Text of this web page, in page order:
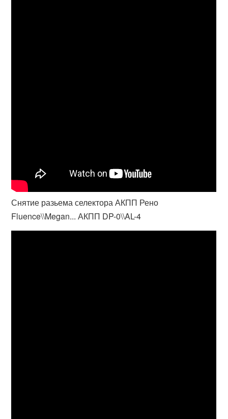
Снятие разьема селектора АКПП Рено
Fluence\\Megan... АКПП DP-0\\AL-4